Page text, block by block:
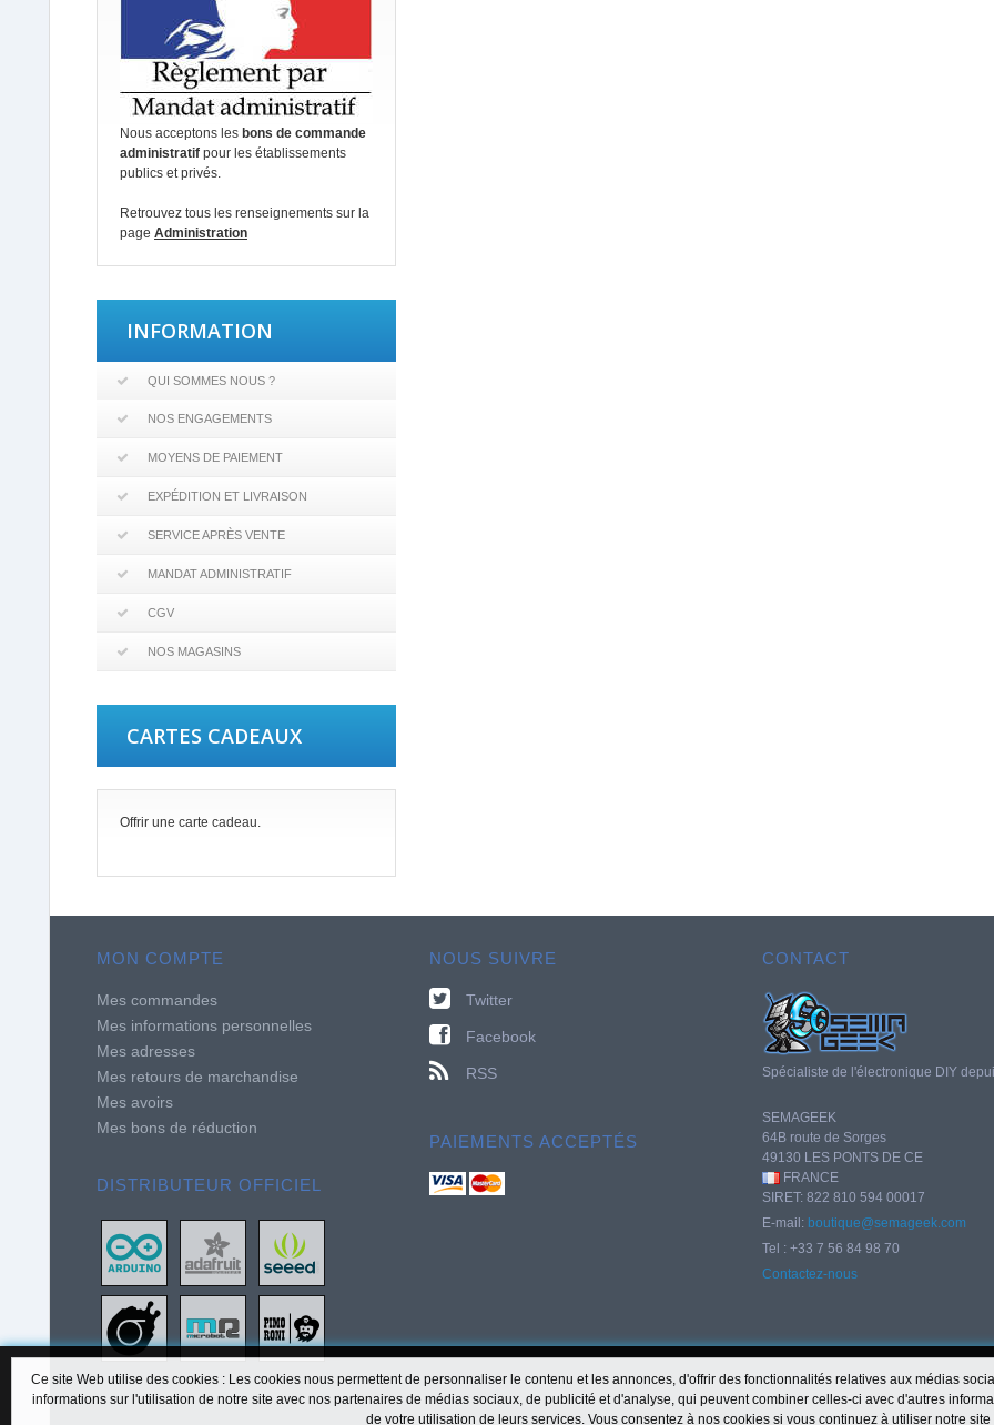
Nous acceptons les bons de commande
administratif pour les établissements
publics et privés.
Retrouvez tous les renseignements sur la
page Administration
INFORMATION
QUI SOMMES NOUS ?
NOS ENGAGEMENTS
MOYENS DE PAIEMENT
EXPÉDITION ET LIVRAISON
SERVICE APRÈS VENTE
MANDAT ADMINISTRATIF
CGV
NOS MAGASINS
CARTES CADEAUX
Offrir une carte cadeau.
MON COMPTE
Mes commandes
Mes informations personnelles
Mes adresses
Mes retours de marchandise
Mes avoirs
Mes bons de réduction
DISTRIBUTEUR OFFICIEL
NOUS SUIVRE
Twitter
Facebook
RSS
PAIEMENTS ACCEPTÉS
CONTACT
Spécialiste de l'électronique DIY
SEMAGEEK
64B route de Sorges
49130 LES PONTS DE CE
FRANCE
SIRET: 822 810 594 00017
E-mail: boutique@semageek.com
Tel : +33 7 56 84 98 70
Contactez-nous
Ce site Web utilise des cookies : Les cookies nous permettent de personnaliser le contenu et les annonces, d'offrir des fonctionnalités relatives aux médias
informations sur l'utilisation de notre site avec nos partenaires de médias sociaux, de publicité et d'analyse, qui peuvent combiner celles-ci avec d'autres
de votre utilisation de leurs services. Vous consentez à nos cookies si vous continuez à utiliser notre site